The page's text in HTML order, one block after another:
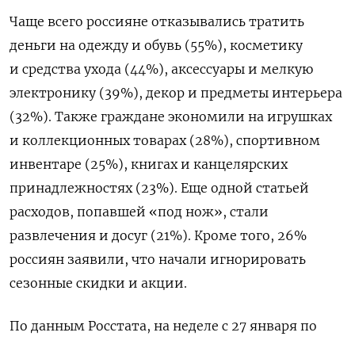
Чаще всего россияне отказывались тратить
деньги на одежду и обувь (55%), косметику
и средства ухода (44%), аксессуары и мелкую
электронику (39%), декор и предметы интерьера
(32%). Также граждане экономили на игрушках
и коллекционных товарах (28%), спортивном
инвентаре (25%), книгах и канцелярских
принадлежностях (23%). Еще одной статьей
расходов, попавшей «под нож», стали
развлечения и досуг (21%). Кроме того, 26%
россиян заявили, что начали игнорировать
сезонные скидки и акции.
По данным Росстата, на неделе с 27 января ⁠по